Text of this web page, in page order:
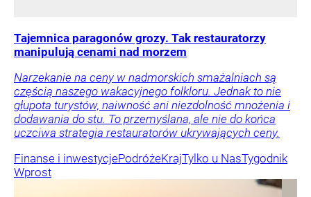
Tajemnica paragonów grozy. Tak restauratorzy
manipulują cenami nad morzem
Narzekanie na ceny w nadmorskich smażalniach są
częścią naszego wakacyjnego folkloru. Jednak to nie
głupota turystów, naiwność ani niezdolność mnożenia i
dodawania do stu. To przemyślana, ale nie do końca
uczciwa strategia restauratorów ukrywających ceny.
Finanse i inwestycjePodróżeKrajTylko u NasTygodnik
Wprost